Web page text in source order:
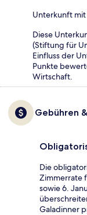
Unterkunft
Diese
(Stiftung für
Einfluss der
Punkte
Wirtschaft.
Gebühren
Die
Zimmerrate
sowie 6.
Galadinner